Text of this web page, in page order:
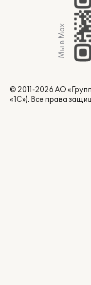
Мы в Max
© 2011-2026 АО
«1С»). Все права